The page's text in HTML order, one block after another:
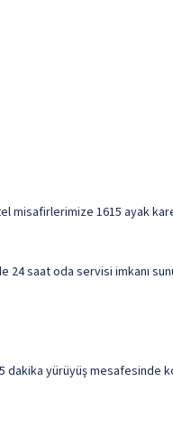
1615 ayak
saat oda servisi imkanı
yürüyüş mesafesinde